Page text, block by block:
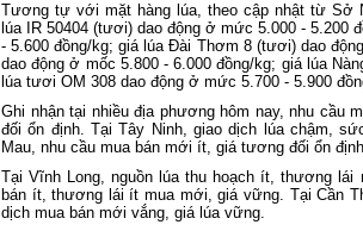
Tương tự với mặt hàng lúa, theo cập nhật từ Sở
lúa IR 50404 (tươi) dao động ở mức 5.000 - 5.200
- 5.600 đồng/kg; giá lúa Đài Thơm 8 (tươi) dao
dao động ở mốc 5.800 - 6.000 đồng/kg; giá lúa
lúa tươi OM 308 dao động ở mức 5.700 - 5.900
Ghi nhận tại nhiều địa phương hôm nay, nhu cầu
đối ổn định. Tại Tây Ninh, giao dịch lúa chậm,
Mau, nhu cầu mua bán mới ít, giá tương đối ổn
Tại Vĩnh Long, nguồn lúa thu hoạch ít, thương
bán ít, thương lái ít mua mới, giá vững. Tại Cần
dịch mua bán mới vắng, giá lúa vững.